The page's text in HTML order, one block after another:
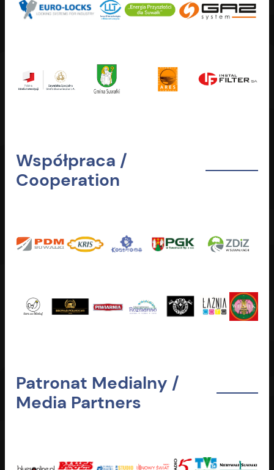
Współpraca /
Cooperation
Patronat Medialny /
Media Partners